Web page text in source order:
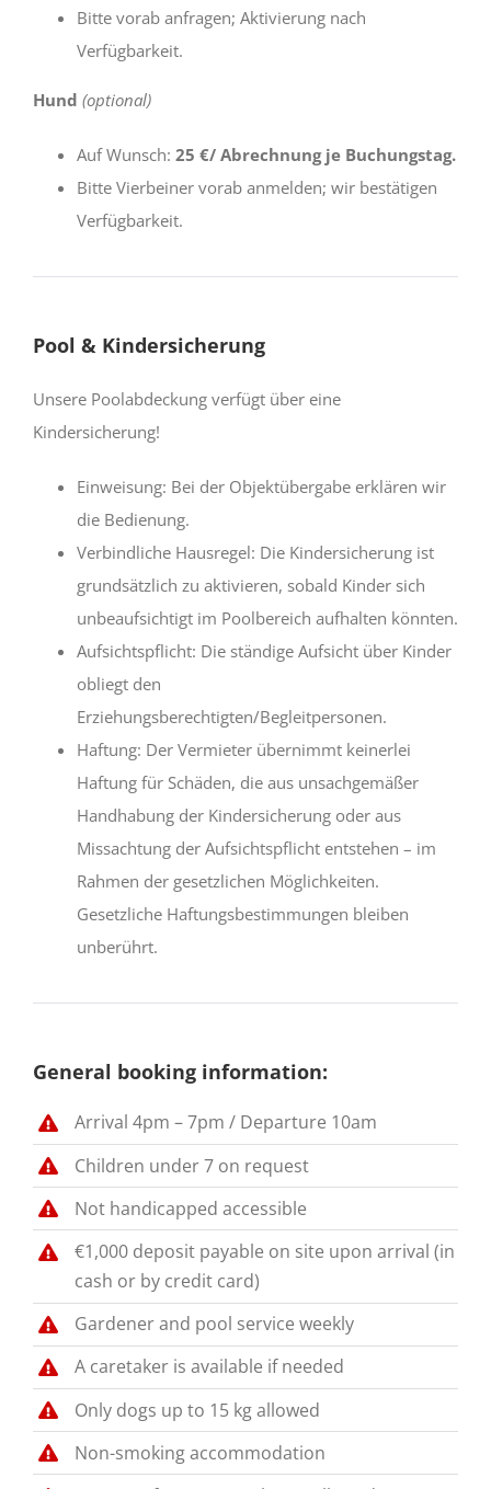
Bitte vorab anfragen; Aktivierung nach
Verfügbarkeit.
Hund (optional)
Auf Wunsch: 25 €/ Abrechnung je Buchungstag.
Bitte Vierbeiner vorab anmelden; wir bestätigen
Verfügbarkeit.
Pool & Kindersicherung
Unsere Poolabdeckung verfügt über eine
Kindersicherung!
Einweisung: Bei der Objektübergabe erklären wir
die Bedienung.
Verbindliche Hausregel: Die Kindersicherung ist
grundsätzlich zu aktivieren, sobald Kinder sich
unbeaufsichtigt im Poolbereich aufhalten könnten.
Aufsichtspflicht: Die ständige Aufsicht über Kinder
obliegt den
Erziehungsberechtigten/Begleitpersonen.
Haftung: Der Vermieter übernimmt keinerlei
Haftung für Schäden, die aus unsachgemäßer
Handhabung der Kindersicherung oder aus
Missachtung der Aufsichtspflicht entstehen – im
Rahmen der gesetzlichen Möglichkeiten.
Gesetzliche Haftungsbestimmungen bleiben
unberührt.
General booking information:
Arrival 4pm – 7pm / Departure 10am
Children under 7 on request
Not handicapped accessible
€1,000 deposit payable on site upon arrival (in
cash or by credit card)
Gardener and pool service weekly
A caretaker is available if needed
Only dogs up to 15 kg allowed
Non-smoking accommodation